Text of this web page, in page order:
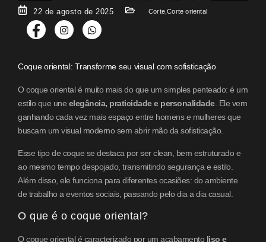
22 de agosto de 2025 Corte ,Corte oriental
Coque oriental: Transforme seu visual com sofisticação
O coque oriental é muito mais do que um simples penteado: é um
estilo que une elegância, praticidade e personalidade. Ele vem
ganhando cada vez mais espaço entre homens e mulheres que
buscam um visual moderno sem abrir mão da sofisticação.
Esse tipo de coque se destaca por ser clean, bem estruturado e
ao mesmo tempo despojado, transmitindo segurança e estilo.
Além disso, ele funciona para diferentes ocasiões: do ambiente
de trabalho a eventos sociais, passando pelo dia a dia casual.
O que é o coque oriental?
O coque oriental é caracterizado por um acabamento liso e